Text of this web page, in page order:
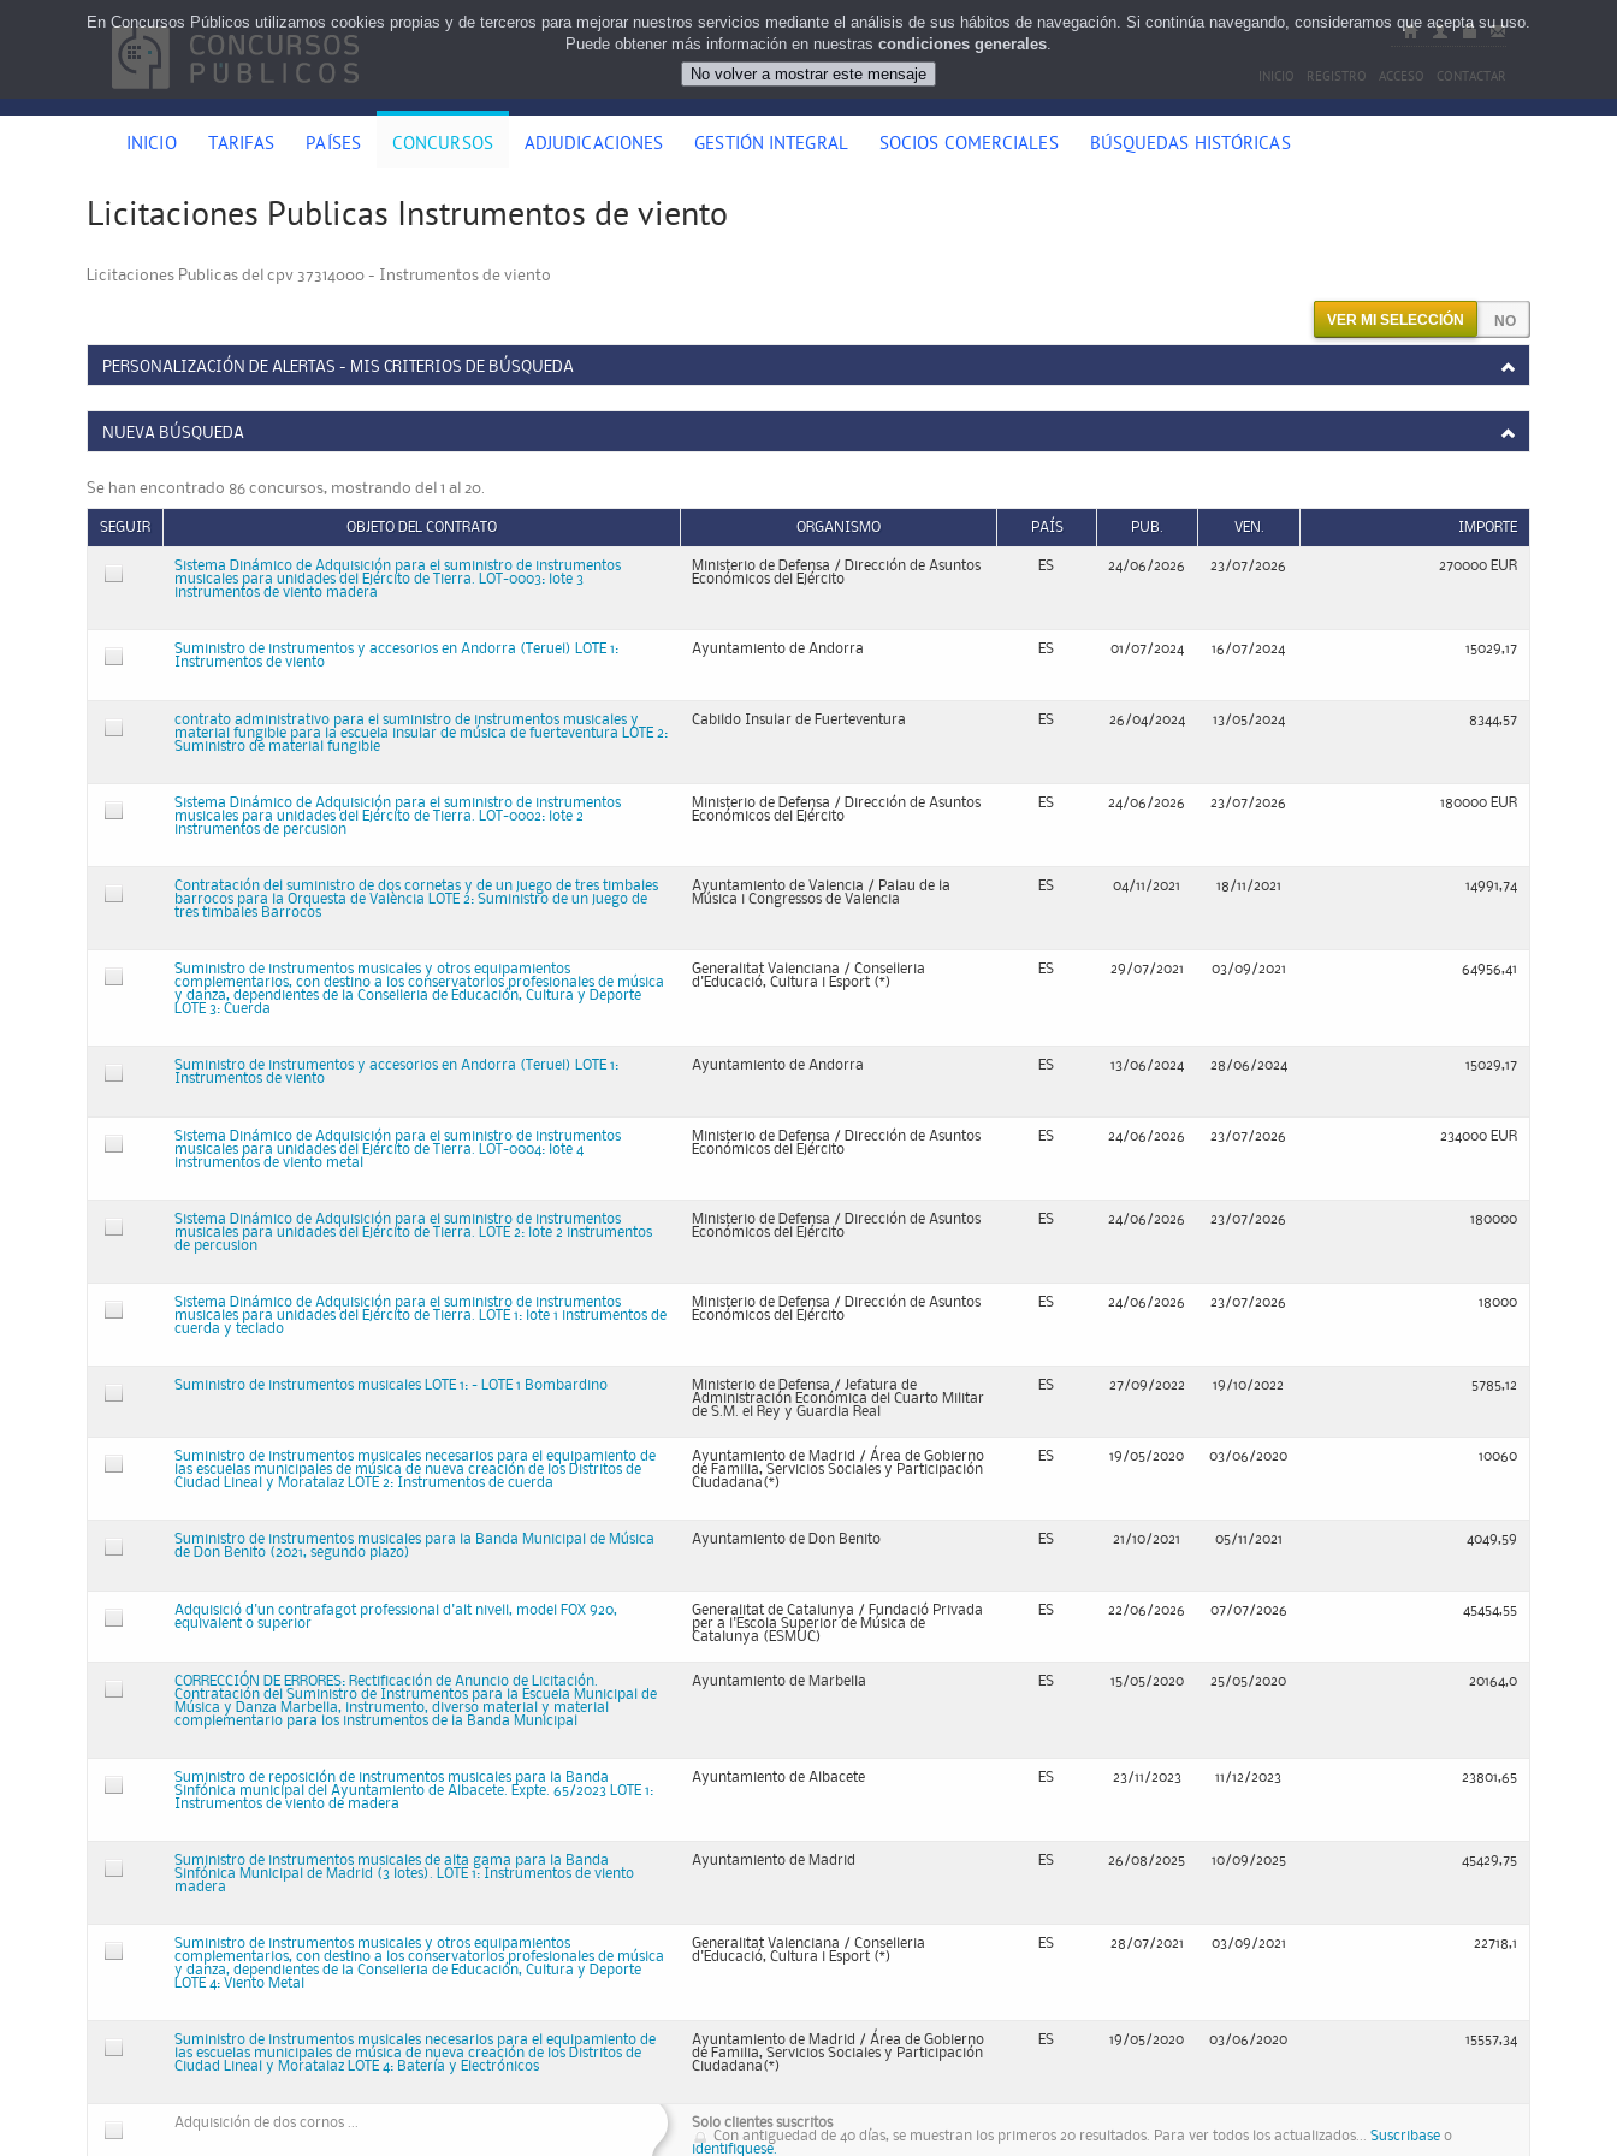
INICIO REGISTRO ACCESO CONTACTAR
INICIO TARIFAS PAÍSES CONCURSOS ADJUDICACIONES GESTIÓN INTEGRAL SOCIOS COMERCIALES BÚSQUEDAS HISTÓRICAS
Licitaciones Publicas Instrumentos de viento
Licitaciones Publicas del cpv 37314000 - Instrumentos de viento
VER MI SELECCIÓN
PERSONALIZACIÓN DE ALERTAS - MIS CRITERIOS DE BÚSQUEDA
NUEVA BÚSQUEDA
Se han encontrado 86 concursos, mostrando del 1 al 20.
SEGUIR OBJETO DEL CONTRATO ORGANISMO PAÍS PUB. VEN. IMPORTE
Sistema Dinámico de Adquisición para el suministro de instrumentos
musicales para unidades del Ejército de Tierra. LOT-0003: lote 3
instrumentos de viento madera
Ministerio de Defensa / Dirección de Asuntos
Económicos del Ejército
ES 24/06/2026 23/07/2026 270000 EUR
Suministro de instrumentos y accesorios en Andorra (Teruel) LOTE 1:
Instrumentos de viento
Ayuntamiento de Andorra ES 01/07/2024 16/07/2024 15029,17
contrato administrativo para el suministro de instrumentos musicales y
material fungible para la escuela insular de música de fuerteventura LOTE 2:
Suministro de material fungible
Cabildo Insular de Fuerteventura ES 26/04/2024 13/05/2024 8344,57
Sistema Dinámico de Adquisición para el suministro de instrumentos
musicales para unidades del Ejército de Tierra. LOT-0002: lote 2
instrumentos de percusion
Ministerio de Defensa / Dirección de Asuntos
Económicos del Ejército
ES 24/06/2026 23/07/2026 180000 EUR
Contratación del suministro de dos cornetas y de un juego de tres timbales
barrocos para la Orquesta de València LOTE 2: Suministro de un juego de
tres timbales Barrocos
Ayuntamiento de Valencia / Palau de la
Música i Congressos de Valencia
ES 04/11/2021 18/11/2021 14991,74
Suministro de instrumentos musicales y otros equipamientos
complementarios, con destino a los conservatorios profesionales de música
y danza, dependientes de la Conselleria de Educación, Cultura y Deporte
LOTE 3: Cuerda
Generalitat Valenciana / Conselleria
d'Educació, Cultura i Esport (*)
ES 29/07/2021 03/09/2021 64956,41
Suministro de instrumentos y accesorios en Andorra (Teruel) LOTE 1:
Instrumentos de viento
Ayuntamiento de Andorra ES 13/06/2024 28/06/2024 15029,17
Sistema Dinámico de Adquisición para el suministro de instrumentos
musicales para unidades del Ejército de Tierra. LOT-0004: lote 4
instrumentos de viento metal
Ministerio de Defensa / Dirección de Asuntos
Económicos del Ejército
ES 24/06/2026 23/07/2026 234000 EUR
Sistema Dinámico de Adquisición para el suministro de instrumentos
musicales para unidades del Ejército de Tierra. LOTE 2: lote 2 instrumentos
de percusion
Ministerio de Defensa / Dirección de Asuntos
Económicos del Ejército
ES 24/06/2026 23/07/2026 180000
Sistema Dinámico de Adquisición para el suministro de instrumentos
musicales para unidades del Ejército de Tierra. LOTE 1: lote 1 instrumentos de
cuerda y teclado
Ministerio de Defensa / Dirección de Asuntos
Económicos del Ejército
ES 24/06/2026 23/07/2026 18000
Suministro de instrumentos musicales LOTE 1: - LOTE 1 Bombardino
Ministerio de Defensa / Jefatura de
Administración Económica del Cuarto Militar
de S.M. el Rey y Guardia Real
ES 27/09/2022 19/10/2022 5785,12
Suministro de instrumentos musicales necesarios para el equipamiento de
las escuelas municipales de música de nueva creación de los Distritos de
Ciudad Lineal y Moratalaz LOTE 2: Instrumentos de cuerda
Ayuntamiento de Madrid / Área de Gobierno
de Familia, Servicios Sociales y Participación
Ciudadana(*)
ES 19/05/2020 03/06/2020 10060
Suministro de instrumentos musicales para la Banda Municipal de Música
de Don Benito (2021, segundo plazo)
Ayuntamiento de Don Benito ES 21/10/2021 05/11/2021 4049,59
Adquisició d'un contrafagot professional d'alt nivell, model FOX 920,
equivalent o superior
Generalitat de Catalunya / Fundació Privada
per a l'Escola Superior de Música de
Catalunya (ESMUC)
ES 22/06/2026 07/07/2026 45454,55
CORRECCIÓN DE ERRORES: Rectificación de Anuncio de Licitación.
Contratación del Suministro de Instrumentos para la Escuela Municipal de
Música y Danza Marbella, instrumento, diverso material y material
complementario para los instrumentos de la Banda Municipal
Ayuntamiento de Marbella ES 15/05/2020 25/05/2020 20164,0
Suministro de reposición de instrumentos musicales para la Banda
Sinfónica municipal del Ayuntamiento de Albacete. Expte. 65/2023 LOTE 1:
Instrumentos de viento de madera
Ayuntamiento de Albacete ES 23/11/2023 11/12/2023 23801,65
Suministro de instrumentos musicales de alta gama para la Banda
Sinfónica Municipal de Madrid (3 lotes). LOTE 1: Instrumentos de viento
madera
Ayuntamiento de Madrid ES 26/08/2025 10/09/2025 45429,75
Suministro de instrumentos musicales y otros equipamientos
complementarios, con destino a los conservatorios profesionales de música
y danza, dependientes de la Conselleria de Educación, Cultura y Deporte
LOTE 4: Viento Metal
Generalitat Valenciana / Conselleria
d'Educació, Cultura i Esport (*)
ES 28/07/2021 03/09/2021 22718,1
Suministro de instrumentos musicales necesarios para el equipamiento de
las escuelas municipales de música de nueva creación de los Distritos de
Ciudad Lineal y Moratalaz LOTE 4: Batería y Electrónicos
Ayuntamiento de Madrid / Área de Gobierno
de Familia, Servicios Sociales y Participación
Ciudadana(*)
ES 19/05/2020 03/06/2020 15557,34
Adquisición de dos cornos ...
Solo clientes suscritos
Con antiguedad de 40 días, se muestran los primeros 20 resultados. Para ver todos los actualizados... Suscribase o
identifiquese.
En Concursos Públicos utilizamos cookies propias y de terceros para mejorar nuestros servicios mediante el análisis de sus hábitos de navegación. Si continúa navegando, consideramos que acepta su uso.
Puede obtener más información en nuestras condiciones generales.